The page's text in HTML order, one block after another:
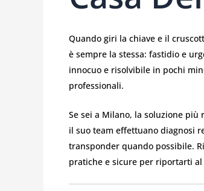
Quando giri la chiave e il
è sempre la stessa: fastidio e
innocuo e risolvibile in pochi
professionali.
Se sei a Milano, la soluzione più
il suo team effettuano diagnosi
transponder quando possibile.
pratiche e sicure per riportarti al